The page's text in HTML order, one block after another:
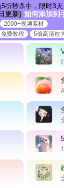
秒杀中，限时3天
更新) 如何添加到
2000+视频素材
免费教程 5倍高清放